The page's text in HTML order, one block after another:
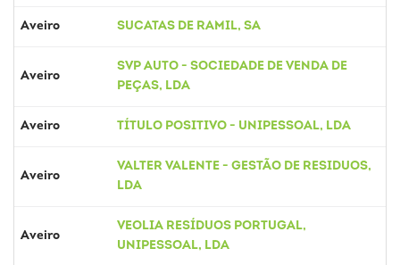
Aveiro SUCATAS DE RAMIL, SA
Aveiro
SVP AUTO - SOCIEDADE DE VENDA DE
PEÇAS, LDA
Aveiro TÍTULO POSITIVO - UNIPESSOAL, LDA
Aveiro
VALTER VALENTE - GESTÃO DE RESIDUOS,
LDA
Aveiro
VEOLIA RESÍDUOS PORTUGAL,
UNIPESSOAL, LDA